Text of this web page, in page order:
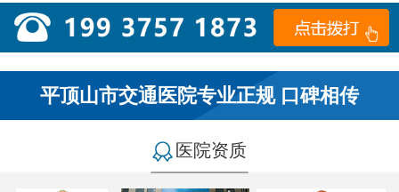
平顶山市交通医院专业正规 口碑相传
医院资质